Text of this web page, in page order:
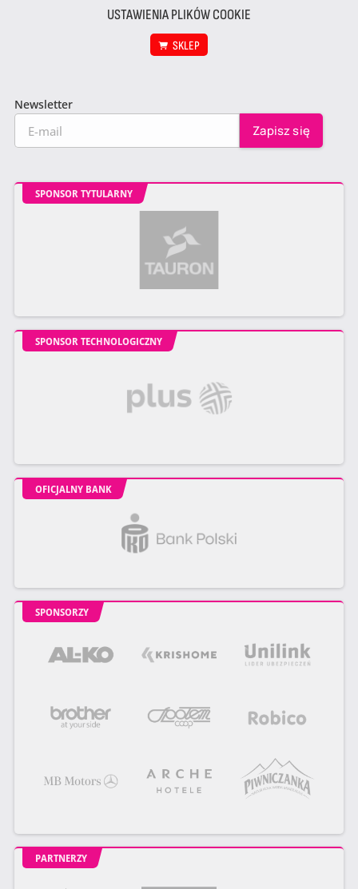
USTAWIENIA PLIKÓW COOKIE
SKLEP
Newsletter
SPONSOR TYTULARNY
SPONSOR TECHNOLOGICZNY
OFICJALNY BANK
SPONSORZY
PARTNERZY